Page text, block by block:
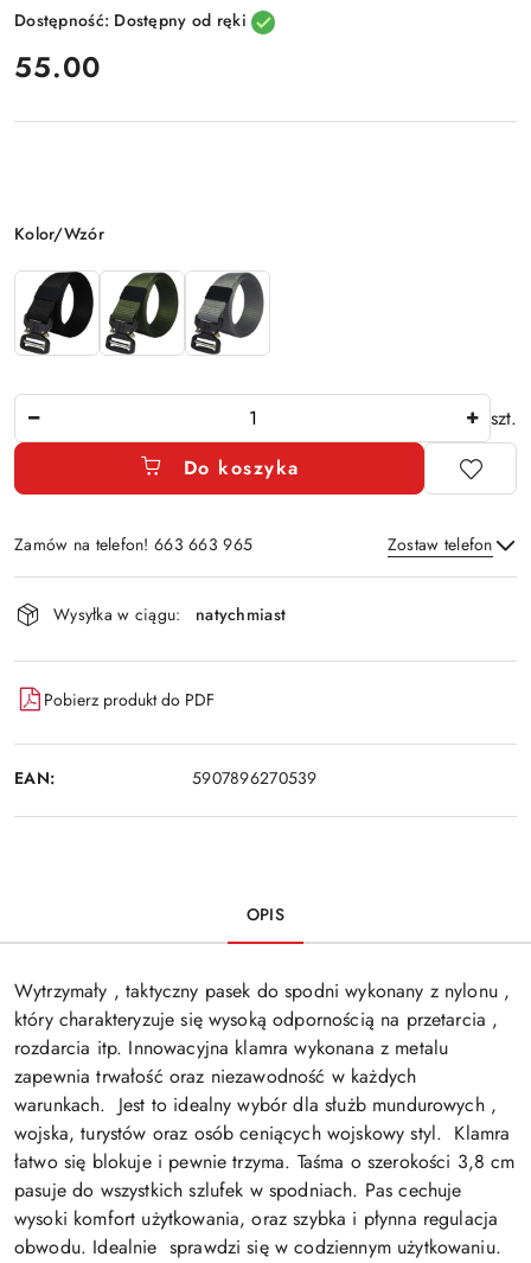
Dostępność: Dostępny od ręki
cena:
55.00
Wariant
Kolor/Wzór
szt.
Do koszyka
Zamów na telefon! 663 663 965 Zostaw telefon
Dostępność
i
dostawa
Wysyłka w ciągu: natychmiast
Pobierz produkt do PDF
EAN: 5907896270539
OPIS
Wytrzymały , taktyczny pasek do spodni wykonany z nylonu ,
który charakteryzuje się wysoką odpornością na przetarcia ,
rozdarcia itp. Innowacyjna klamra wykonana z metalu
zapewnia trwałość oraz niezawodność w każdych
warunkach. Jest to idealny wybór dla służb mundurowych ,
wojska, turystów oraz osób ceniących wojskowy styl. Klamra
łatwo się blokuje i pewnie trzyma. Taśma o szerokości 3,8 cm
pasuje do wszystkich szlufek w spodniach. Pas cechuje
wysoki komfort użytkowania, oraz szybka i płynna regulacja
obwodu. Idealnie sprawdzi się w codziennym użytkowaniu.